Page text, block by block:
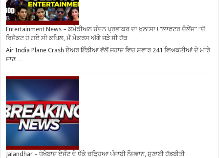
Entertainment News – ਕਮੇਡੀਅਨ ਚੰਦਨ ਪ੍ਰਭਾਕਰ ਦਾ ਖੁਲਾਸਾ ! ”ਲਾਫਟਰ ਚੈਲੇਂਜ” ”ਚੋਂ
ਰਿਜੈਕਟ ਹੋ ਗਏ ਸੀ ਕਪਿਲ, ਮੈਂ ਮੇਕਰਸ ਅੱਗੇ ਜੋੜੇ ਸੀ ਹੱਥ
Air India Plane Crash ਏਅਰ ਇੰਡੀਆ ਵੱਲੋਂ ਜਹਾਜ਼ ਵਿਚ ਸਵਾਰ 241 ਵਿਅਕਤੀਆਂ ਦੇ ਮਾਰੇ
ਜਾਣ …
Jalandhar – ਧੋਖੇਬਾਜ਼ ਏਜੰਟ ਦੇ ਧੱਕੇ ਚੜ੍ਹਿਆ ਪੰਜਾਬੀ ਨੌਜਵਾਨ, ਸੁਣਾਈ ਹੱਡਬੀਤੀ